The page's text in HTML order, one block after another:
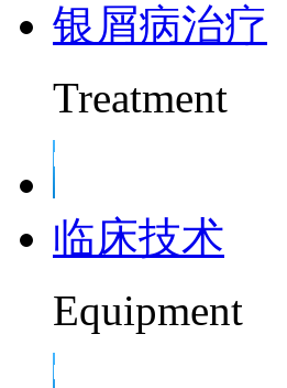
银屑病治疗
Treatment
临床技术
Equipment